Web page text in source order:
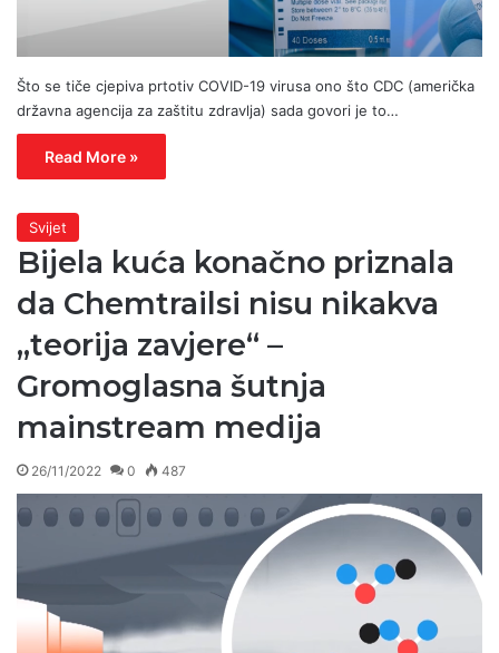
Što se tiče cjepiva prtotiv COVID-19 virusa ono što CDC (američka
državna agencija za zaštitu zdravlja) sada govori je to…
Read More »
Svijet
Bijela kuća konačno priznala
da Chemtrailsi nisu nikakva
„teorija zavjere“ –
Gromoglasna šutnja
mainstream medija
26/11/2022 0 487